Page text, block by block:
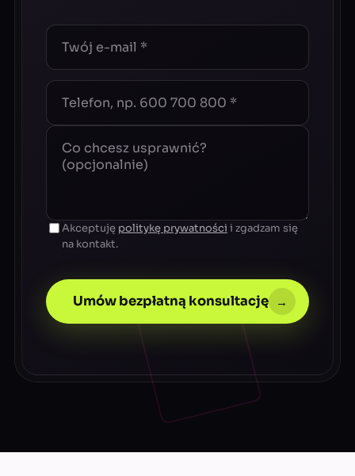
Akceptuję politykę prywatności i zgadzam się
na kontakt.
Umów bezpłatną konsultację →